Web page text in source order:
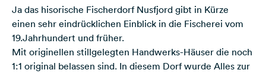
Ja das hisorische Fischerdorf Nusfjord gibt in Kürze
einen sehr eindrücklichen Einblick in die Fischerei vom
19.Jahrhundert und früher.
Mit originellen stillgelegten Handwerks-Häuser die noch
1:1 original belassen sind. In diesem Dorf wurde Alles zur